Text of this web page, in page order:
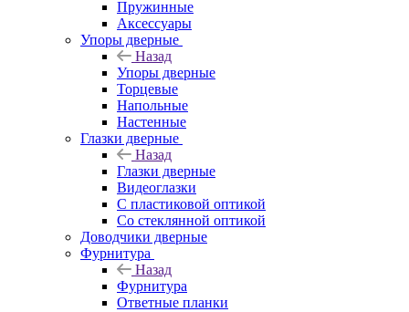
Пружинные
Аксессуары
Упоры дверные
Назад
Упоры дверные
Торцевые
Напольные
Настенные
Глазки дверные
Назад
Глазки дверные
Видеоглазки
С пластиковой оптикой
Со стеклянной оптикой
Доводчики дверные
Фурнитура
Назад
Фурнитура
Ответные планки